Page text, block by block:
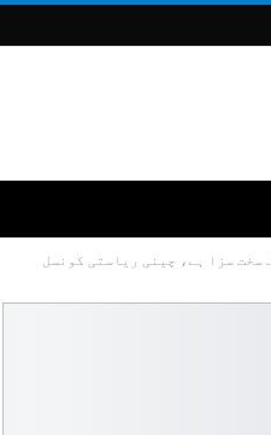
سخت سزا ہے، چینی ریاستی کونسل